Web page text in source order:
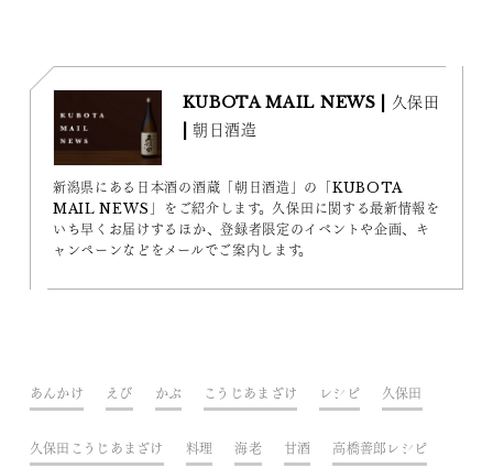
KUBOTA MAIL NEWS | 久保田
| 朝日酒造
新潟県にある日本酒の酒蔵「朝日酒造」の「KUBOTA
MAIL NEWS」をご紹介します。久保田に関する最新情報を
いち早くお届けするほか、登録者限定のイベントや企画、キ
ャンペーンなどをメールでご案内します。
あんかけ えび かぶ こうじあまざけ レシピ 久保田
久保田こうじあまざけ 料理 海老 甘酒 高橋善郎レシピ